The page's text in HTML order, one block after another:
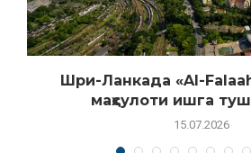
Шри-Ланкада «Al-
маҳсулоти ишга
15.07.2026